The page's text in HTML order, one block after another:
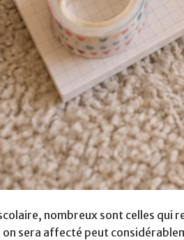
nombreux sont celles qui
on sera affecté peut